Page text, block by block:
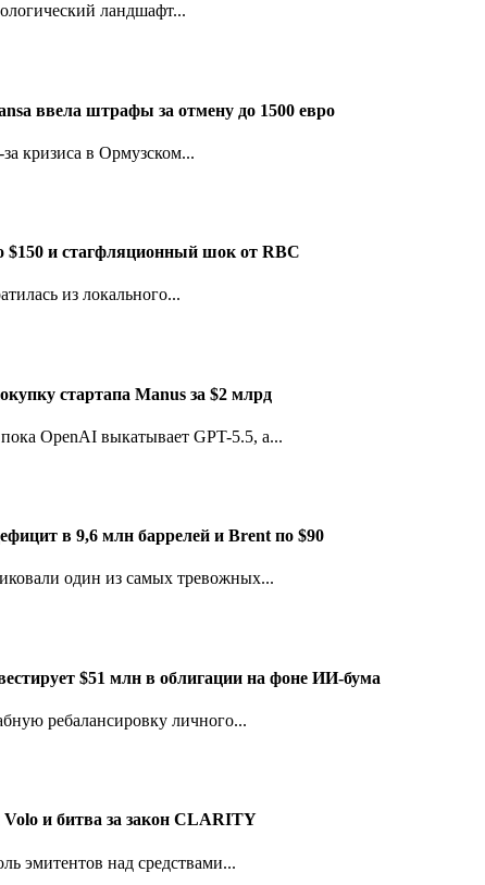
ландшафт...
ввела штрафы за отмену до 1500 евро
кризиса в Ормузском...
$150 и стагфляционный шок от RBC
из локального...
стартапа Manus за $2 млрд
OpenAI выкатывает GPT-5.5, а...
в 9,6 млн баррелей и Brent по $90
один из самых тревожных...
$51 млн в облигации на фоне ИИ-бума
ребалансировку личного...
и битва за закон CLARITY
эмитентов над средствами...